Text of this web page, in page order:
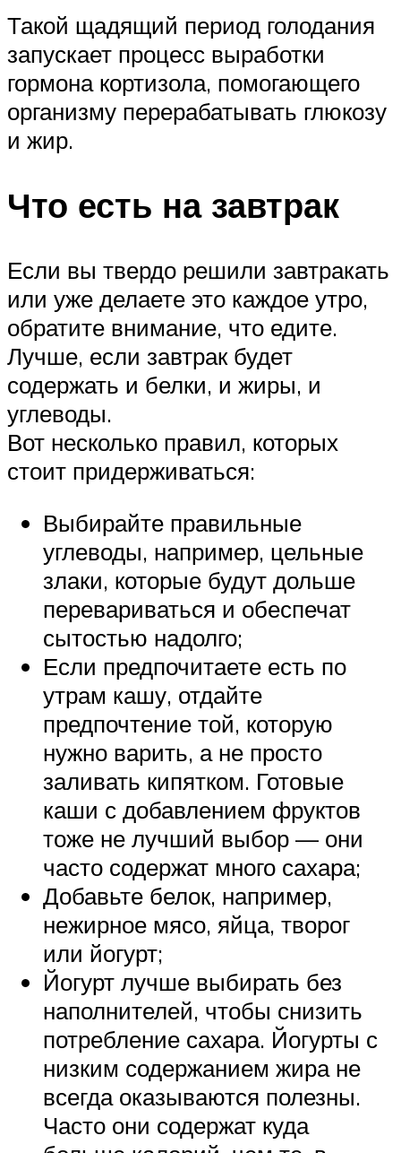
Такой щадящий период голодания
запускает процесс выработки
гормона кортизола, помогающего
организму перерабатывать глюкозу
и жир.
Что есть на завтрак
Если вы твердо решили завтракать
или уже делаете это каждое утро,
обратите внимание, что едите.
Лучше, если завтрак будет
содержать и белки, и жиры, и
углеводы.
Вот несколько правил, которых
стоит придерживаться:
Выбирайте правильные
углеводы, например, цельные
злаки, которые будут дольше
перевариваться и обеспечат
сытостью надолго;
Если предпочитаете есть по
утрам кашу, отдайте
предпочтение той, которую
нужно варить, а не просто
заливать кипятком. Готовые
каши с добавлением фруктов
тоже не лучший выбор — они
часто содержат много сахара;
Добавьте белок, например,
нежирное мясо, яйца, творог
или йогурт;
Йогурт лучше выбирать без
наполнителей, чтобы снизить
потребление сахара. Йогурты с
низким содержанием жира не
всегда оказываются полезны.
Часто они содержат куда